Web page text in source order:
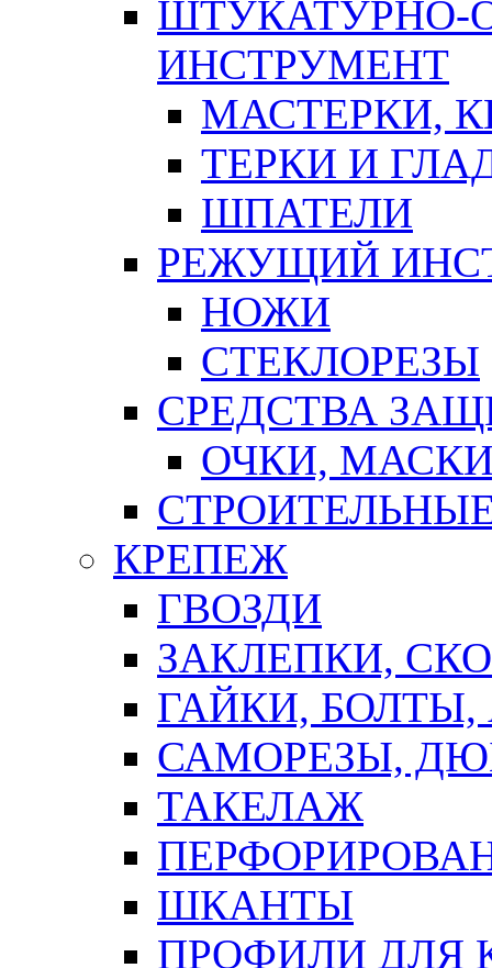
ШТУКАТУРНО-
ИНСТРУМЕНТ
МАСТЕРКИ,
ТЕРКИ И
ШПАТЕЛИ
РЕЖУЩИЙ
НОЖИ
СТЕКЛОРЕЗЫ
СРЕДСТВА
ОЧКИ,
КРЕПЕЖ
ГВОЗДИ
ЗАКЛЕПКИ,
ГАЙКИ,
САМОРЕЗЫ,
ТАКЕЛАЖ
ШКАНТЫ
ПРОФИЛИ ДЛЯ